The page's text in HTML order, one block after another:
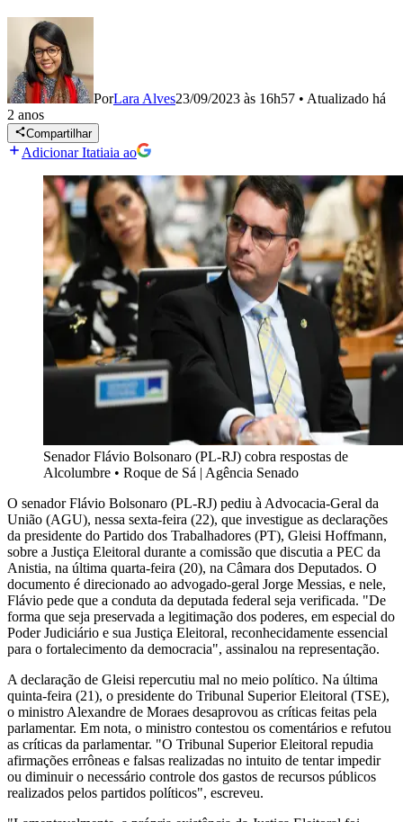
PorLara Alves23/09/2023 às 16h57 • Atualizado há
2 anos
Compartilhar
Adicionar Itatiaia ao
Senador Flávio Bolsonaro (PL-RJ) cobra respostas de
Alcolumbre • Roque de Sá | Agência Senado
O senador Flávio Bolsonaro (PL-RJ) pediu à Advocacia-Geral da
União (AGU), nessa sexta-feira (22), que investigue as declarações
da presidente do Partido dos Trabalhadores (PT), Gleisi Hoffmann,
sobre a Justiça Eleitoral durante a comissão que discutia a PEC da
Anistia, na última quarta-feira (20), na Câmara dos Deputados. O
documento é direcionado ao advogado-geral Jorge Messias, e nele,
Flávio pede que a conduta da deputada federal seja verificada. "De
forma que seja preservada a legitimação dos poderes, em especial do
Poder Judiciário e sua Justiça Eleitoral, reconhecidamente essencial
para o fortalecimento da democracia", assinalou na representação.
A declaração de Gleisi repercutiu mal no meio político. Na última
quinta-feira (21), o presidente do Tribunal Superior Eleitoral (TSE),
o ministro Alexandre de Moraes desaprovou as críticas feitas pela
parlamentar. Em nota, o ministro contestou os comentários e refutou
as críticas da parlamentar. "O Tribunal Superior Eleitoral repudia
afirmações errôneas e falsas realizadas no intuito de tentar impedir
ou diminuir o necessário controle dos gastos de recursos públicos
realizados pelos partidos políticos", escreveu.